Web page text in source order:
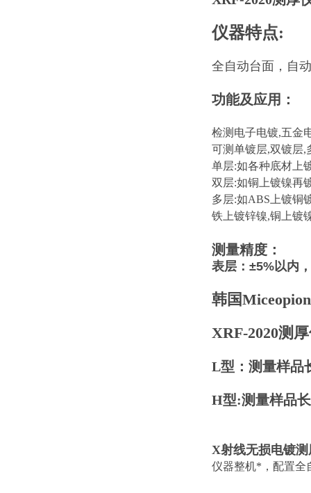
仪器特点:
全自动台面，自
功能及应用：
检测电子电镀,五金
可测单镀层,双镀层,
单层:如各种底材上
双层:如铜上镀镍再
多层:如ABS上镀铜
铁上镀锌镍,铜上镀
测量精度：
表层：±5%以内
韩国
XRF-2020测
L型：测量样品
H型:测量样品
X射线无损电镀
仪器整机*，配置全